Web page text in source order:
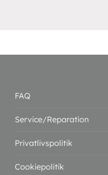
FAQ
Service/Reparation
Privatlivspolitik
Cookiepolitik